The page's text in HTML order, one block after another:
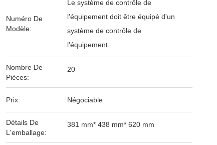
Numéro De
Modèle:
Le système de contrôle de
l'équipement doit être équipé d'un
système de contrôle de
l'équipement.
Nombre De
Pièces:
20
Prix: Négociable
Détails De
L'emballage:
381 mm* 438 mm* 620 mm